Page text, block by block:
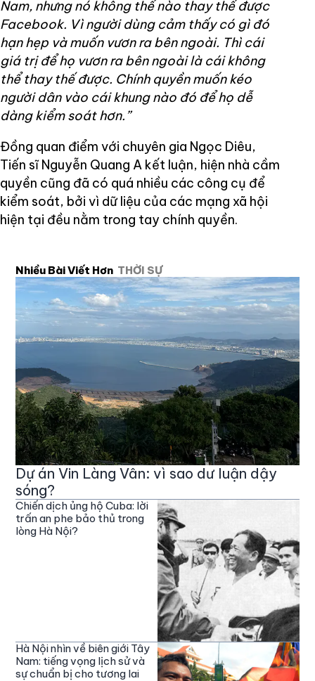
Nam, nhưng nó không thể nào thay thế được
Facebook. Vì người dùng cảm thấy có gì đó
hạn hẹp và muốn vươn ra bên ngoài. Thì cái
giá trị để họ vươn ra bên ngoài là cái không
thể thay thế được. Chính quyền muốn kéo
người dân vào cái khung nào đó để họ dễ
dàng kiểm soát hơn.”
Đồng quan điểm với chuyên gia Ngọc Diêu,
Tiến sĩ Nguyễn Quang A kết luận, hiện nhà cầm
quyền cũng đã có quá nhiều các công cụ để
kiểm soát, bởi vì dữ liệu của các mạng xã hội
hiện tại đều nằm trong tay chính quyền.
Nhiều Bài Viết Hơn THỜI SỰ
Dự án Vin Làng Vân: vì sao dư luận dậy
sóng?
Chiến dịch ủng hộ Cuba: lời
trấn an phe bảo thủ trong
lòng Hà Nội?
Hà Nội nhìn về biên giới Tây
Nam: tiếng vọng lịch sử và
sự chuẩn bị cho tương lai